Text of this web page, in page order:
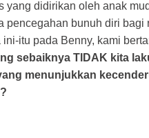
yang didirikan oleh anak
pencegahan bunuh diri bagi
itu pada Benny, kami
sebaiknya TIDAK kita
menunjukkan